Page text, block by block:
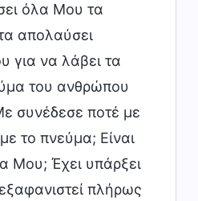
όλα Μου τα
απολαύσει
για να λάβει τα
του ανθρώπου
συνέδεσε ποτέ με
το πνεύμα; Είναι
Μου; Έχει υπάρξει
πλήρως